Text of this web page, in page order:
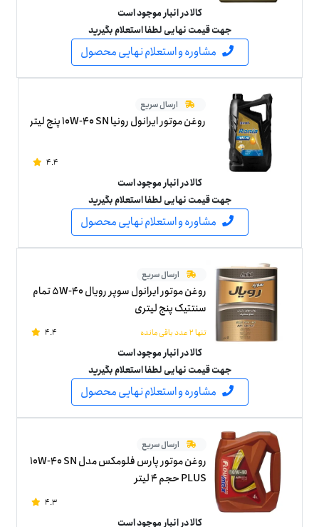
کالا در انبار موجود است
جهت قیمت نهایی لطفا استعلام بگیرید
مشاوره و استعلام نهایی محصول
ارسال سریع
روغن موتور ایرانول رونیا 10W-40 SN پنج لیتر
4.4
کالا در انبار موجود است
جهت قیمت نهایی لطفا استعلام بگیرید
مشاوره و استعلام نهایی محصول
ارسال سریع
روغن موتور ایرانول سوپر رویال 5W-40 تمام
سنتتیک پنج لیتری
تنها 2 عدد باقی مانده 4.4
کالا در انبار موجود است
جهت قیمت نهایی لطفا استعلام بگیرید
مشاوره و استعلام نهایی محصول
ارسال سریع
روغن موتور پارس فلومکس مدل 10W-40 SN
PLUS حجم 4 لیتر
4.3
کالا در انبار موجود است